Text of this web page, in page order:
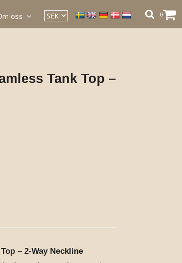
Tank Top –
– 2-Way Neckline
oss 0